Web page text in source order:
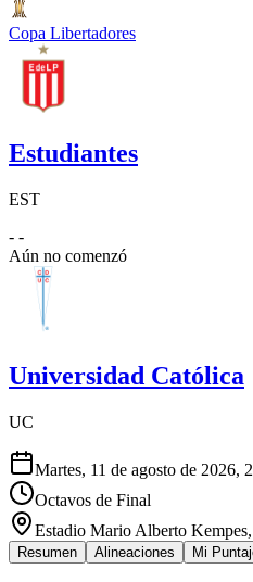
Copa Libertadores
Estudiantes
EST
- -
Aún no comenzó
Universidad Católica
UC
Martes, 11 de agosto de 2026,
Octavos de Final
Estadio Mario Alberto Kempes
Resumen Alineaciones Mi